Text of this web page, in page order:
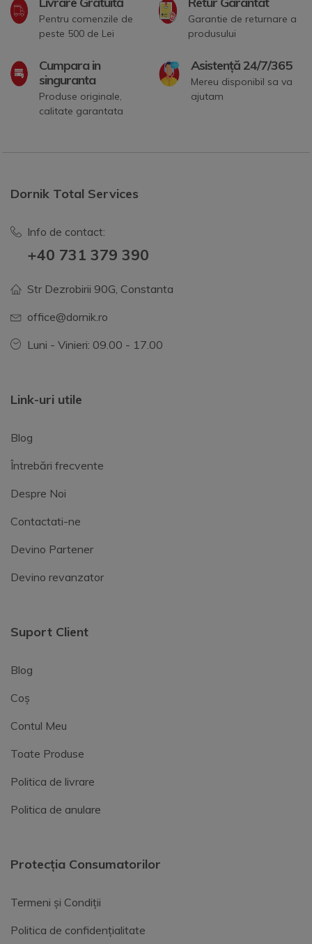
Pentru comenzile de
peste 500 de Lei
Garantie de returnare a
produsului
Cumpara in
singuranta
Produse originale,
calitate garantata
Asistență 24/7/365
Mereu disponibil sa va
ajutam
Dornik Total Services
Info de contact:
+40 731 379 390
Str Dezrobirii 90G, Constanta
office@dornik.ro
Luni - Vinieri: 09.00 - 17.00
Link-uri utile
Blog
Întrebări frecvente
Despre Noi
Contactati-ne
Devino Partener
Devino revanzator
Suport Client
Blog
Coș
Contul Meu
Toate Produse
Politica de livrare
Politica de anulare
Protecția Consumatorilor
Termeni și Condiții
Politica de confidențialitate